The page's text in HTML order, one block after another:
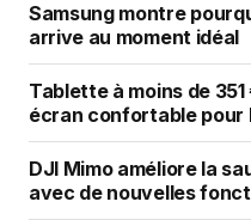
Samsung montre
arrive au moment idéal
Tablette à moins de
écran confortable pour
DJI Mimo améliore la
avec de nouvelles